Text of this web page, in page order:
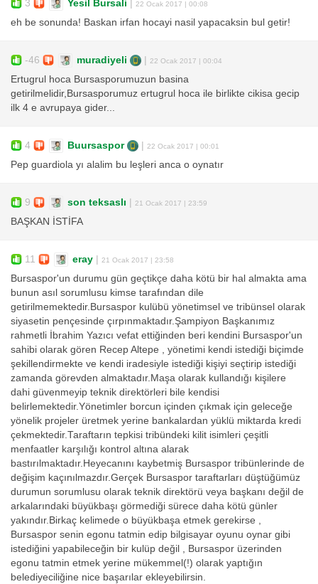
3 Yesil Bursali 22 Ocak 2017 | 00:08
eh be sonunda! Baskan irfan hocayi nasil yapacaksin bul getir!
-46 muradiyeli 22 Ocak 2017 | 00:04
Ertugrul hoca Bursasporumuzun basina
getirilmelidir,Bursasporumuz ertugrul hoca ile birlikte cikisa gecip
ilk 4 e avrupaya gider...
4 Buursaspor 22 Ocak 2017 | 00:01
Pep guardiola yı alalim bu leşleri anca o oynatır
9 son teksaslı 21 Ocak 2017 | 23:59
BAŞKAN İSTİFA
11 eray 21 Ocak 2017 | 23:58
Bursaspor'un durumu gün geçtikçe daha kötü bir hal almakta ama
bunun asıl sorumlusu kimse tarafından dile
getirilmemektedir.Bursaspor kulübü yönetimsel ve tribünsel olarak
siyasetin pençesinde çırpınmaktadır.Şampiyon Başkanımız
rahmetli İbrahim Yazıcı vefat ettiğinden beri kendini Bursaspor'un
sahibi olarak gören Recep Altepe , yönetimi kendi istediği biçimde
şekillendirmekte ve kendi iradesiyle istediği kişiyi seçtirip istediği
zamanda görevden almaktadır.Maşa olarak kullandığı kişilere
dahi güvenmeyip teknik direktörleri bile kendisi
belirlemektedir.Yönetimler borcun içinden çıkmak için geleceğe
yönelik projeler üretmek yerine bankalardan yüklü miktarda kredi
çekmektedir.Taraftarın tepkisi tribündeki kilit isimleri çeşitli
menfaatler karşılığı kontrol altına alarak
bastırılmaktadır.Heyecanını kaybetmiş Bursaspor tribünlerinde de
değişim kaçınılmazdır.Gerçek Bursaspor taraftarları düştüğümüz
durumun sorumlusu olarak teknik direktörü veya başkanı değil de
arkalarındaki büyükbaşı görmediği sürece daha kötü günler
yakındır.Birkaç kelimede o büyükbaşa etmek gerekirse ,
Bursaspor senin egonu tatmin edip bilgisayar oyunu oynar gibi
istediğini yapabileceğin bir kulüp değil , Bursaspor üzerinden
egonu tatmin etmek yerine mükemmel(!) olarak yaptığın
belediyeciliğine nice başarılar ekleyebilirsin.